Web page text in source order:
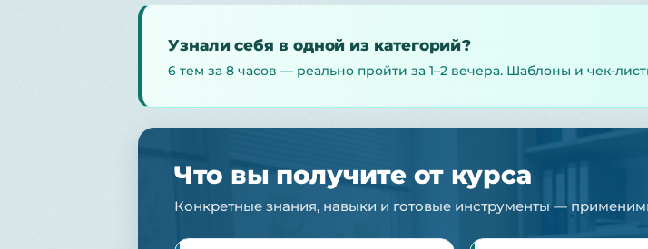
Узнали себя в одной из категорий?
6 тем за 8 часов — реально пройти за 1–2 вечера. Шаблоны и чек-
Что вы получите от курса
Конкретные знания, навыки и готовые инструменты —